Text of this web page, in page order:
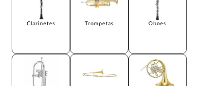
Clarinetes Trompetas Oboes